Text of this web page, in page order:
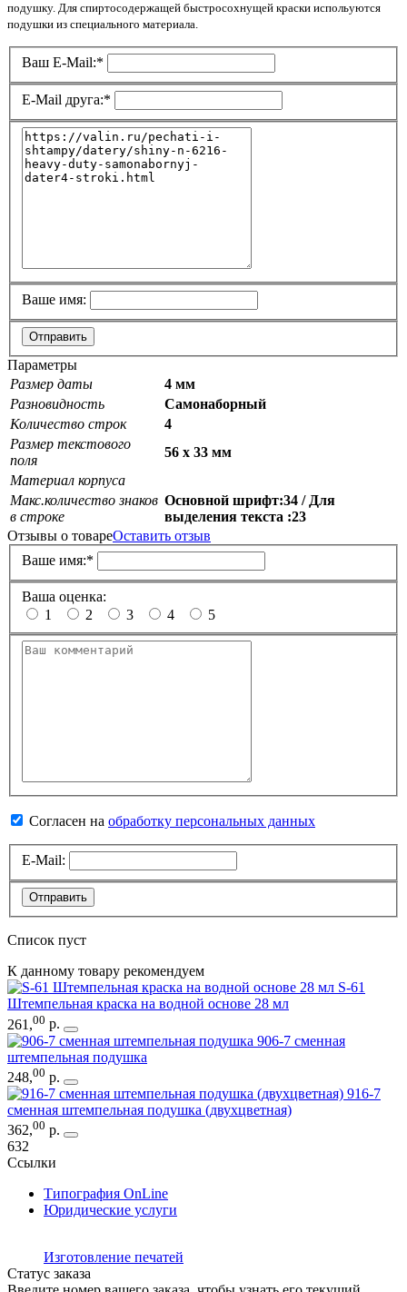
подушку. Для спиртосодержащей быстросохнущей краски испольуются
подушки из специального материала.
Ваш E-Mail:*
E-Mail друга:*
Ваше имя:
Отправить
Параметры
Размер даты
4 мм
Разновидность
Самонаборный
Количество строк
4
Размер текстового
поля
56 х 33 мм
Материал корпуса
Макс.количество знаков
в строке
Основной шрифт:34 / Для
выделения текста :23
Отзывы о товареОставить отзыв
Ваше имя:*
Ваша оценка:
1
2 3 4 5
Согласен на обработку персональных данных
E-Mail:
Отправить
Список пуст
К данному товару рекомендуем
S-61
Штемпельная краска на водной основе 28 мл
261 ,00 р.
906-7 сменная
штемпельная подушка
248,00 р.
916-7
сменная штемпельная подушка (двухцветная)
362,00 р.
632
Ссылки
Типография OnLine
Юридические услуги
Изготовление печатей
Статус заказа